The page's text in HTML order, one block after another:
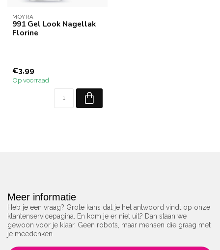
MOYRA
991 Gel Look Nagellak
Florine
€3,99
Op voorraad
Meer informatie
Heb je een vraag? Grote kans dat je het antwoord vindt op onze
klantenservicepagina. En kom je er niet uit? Dan staan we
gewoon voor je klaar. Geen robots, maar mensen die graag met
je meedenken.